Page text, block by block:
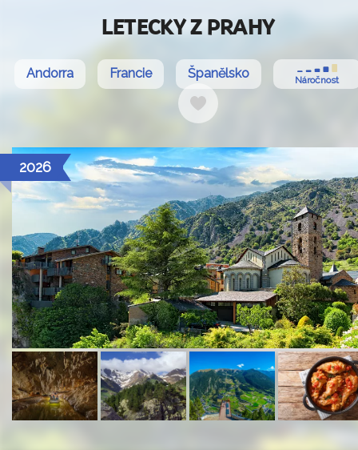
LETECKY Z PRAHY
Andorra Francie Španělsko Náročnost
Do
oblíbených
2026